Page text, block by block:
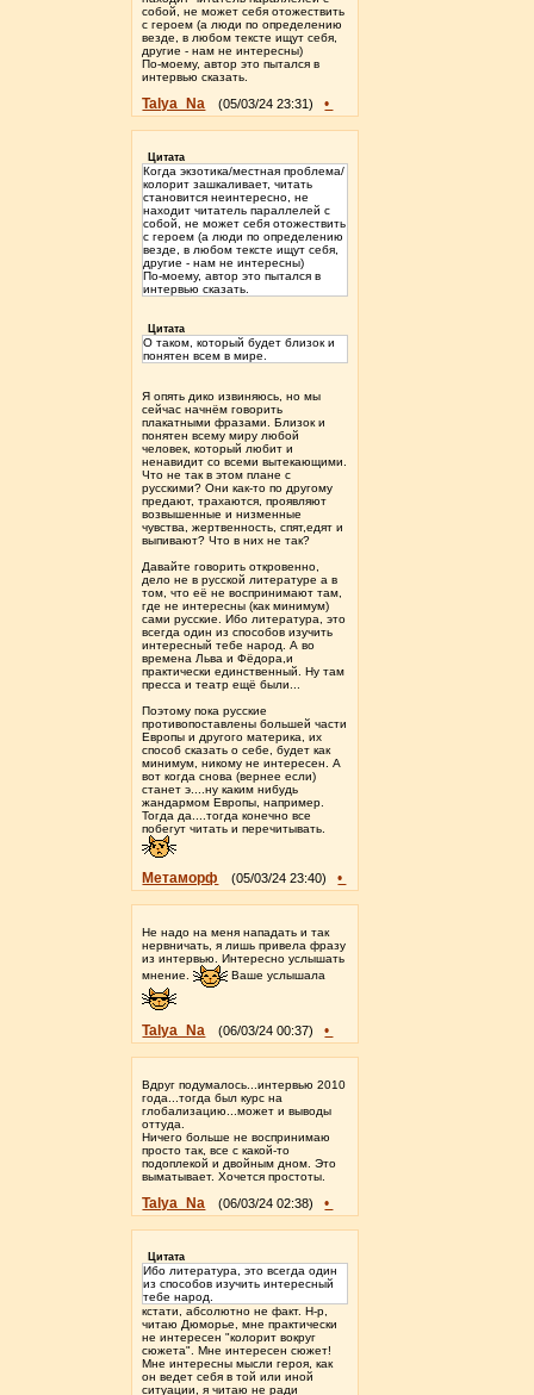
собой, не может себя отожествить
с героем (а люди по определению
везде, в любом тексте ищут себя,
другие - нам не интересны)
По-моему, автор это пытался в
интервью сказать.
Talya_Na (05/03/24 23:31) •
Цитата
Когда экзотика/местная проблема/
колорит зашкаливает, читать
становится неинтересно, не
находит читатель параллелей с
собой, не может себя отожествить
с героем (а люди по определению
везде, в любом тексте ищут себя,
другие - нам не интересны)
По-моему, автор это пытался в
интервью сказать.
Цитата
О таком, который будет близок и
понятен всем в мире.
Я опять дико извиняюсь, но мы
сейчас начнём говорить
плакатными фразами. Близок и
понятен всему миру любой
человек, который любит и
ненавидит со всеми вытекающими.
Что не так в этом плане с
русскими? Они как-то по другому
предают, трахаются, проявляют
возвышенные и низменные
чувства, жертвенность, спят,едят и
выпивают? Что в них не так?
Давайте говорить откровенно,
дело не в русской литературе а в
том, что её не воспринимают там,
где не интересны (как минимум)
сами русские. Ибо литература, это
всегда один из способов изучить
интересный тебе народ. А во
времена Льва и Фёдора,и
практически единственный. Ну там
пресса и театр ещё были...
Поэтому пока русские
противопоставлены большей части
Европы и другого материка, их
способ сказать о себе, будет как
минимум, никому не интересен. А
вот когда снова (вернее если)
станет э....ну каким нибудь
жандармом Европы, например.
Тогда да....тогда конечно все
побегут читать и перечитывать.
Метаморф (05/03/24 23:40) •
Не надо на меня нападать и так
нервничать, я лишь привела фразу
из интервью. Интересно услышать
мнение.
Ваше услышала
Talya_Na (06/03/24 00:37) •
Вдруг подумалось...интервью 2010
года...тогда был курс на
глобализацию...может и выводы
оттуда.
Ничего больше не воспринимаю
просто так, все с какой-то
подоплекой и двойным дном. Это
выматывает. Хочется простоты.
Talya_Na (06/03/24 02:38) •
Цитата
Ибо литература, это всегда один
из способов изучить интересный
тебе народ.
кстати, абсолютно не факт. Н-р,
читаю Дюморье, мне практически
не интересен "колорит вокруг
сюжета". Мне интересен сюжет!
Мне интересны мысли героя, как
он ведет себя в той или иной
ситуации, я читаю не ради